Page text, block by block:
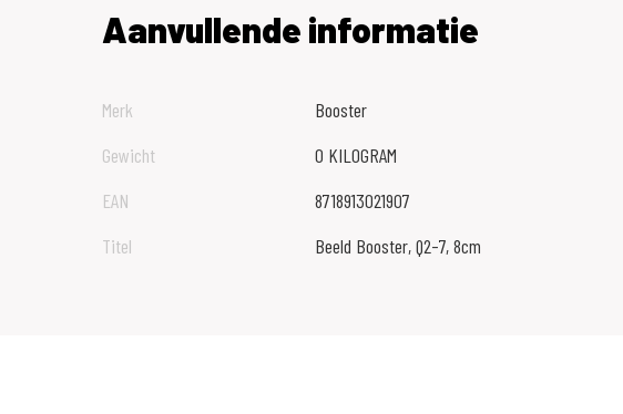
Aanvullende informatie
Merk
Booster
Gewicht
0 KILOGRAM
EAN
8718913021907
Titel
Beeld Booster, Q2-7, 8cm